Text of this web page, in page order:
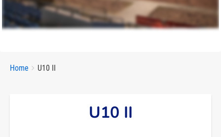
Breadcrumbs
You
Home U10 II
U10 II